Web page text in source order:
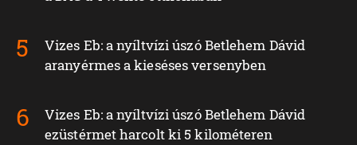
Vizes Eb: a nyíltvízi úszó Betlehem Dávid
aranyérmes a kieséses versenyben
Vizes Eb: a nyíltvízi úszó Betlehem Dávid
ezüstérmet harcolt ki 5 kilométeren